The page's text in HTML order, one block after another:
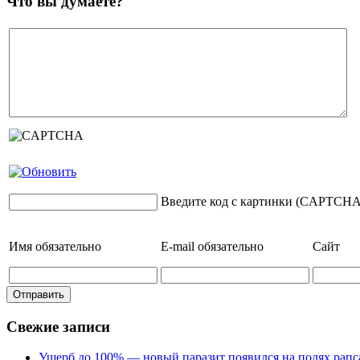
Введите код с картинки
Имя обязательно E-mail обязательно Сайт
Свежие записи